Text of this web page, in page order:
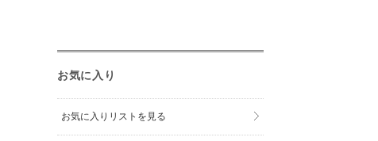
お気に入り
お気に入りリストを見る